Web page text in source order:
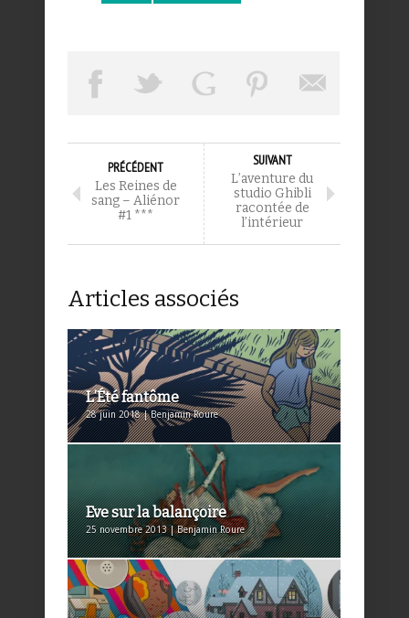
PRÉCÉDENT
Les Reines de
sang – Aliénor
#1 ***
SUIVANT
L’aventure du
studio Ghibli
racontée de
l’intérieur
Articles associés
L’Été fantôme
28 juin 2018 | Benjamin Roure
Eve sur la balançoire
25 novembre 2013 | Benjamin Roure